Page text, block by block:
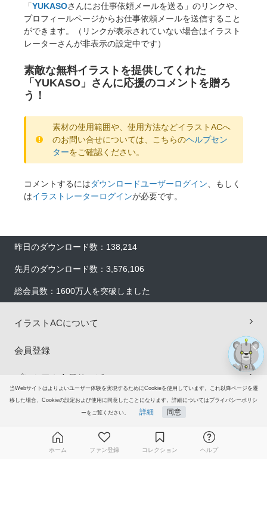
当Webサイトはよりよいユーザー体験を実現するためにCookieを使用しています。これ以降ページを遷
移した場合、Cookieの設定および使用に同意したことになります。詳細についてはプライバシーポリシ
ーをご覧ください。 詳細 同意
「YUKASOさんにお仕事依頼メールを送る」のリンクや、
プロフィールページからお仕事依頼メールを送信すること
ができます。（リンクが表示されていない場合はイラスト
レーターさんが非表示の設定中です）
素敵な無料イラストを提供してくれた
「YUKASO」さんに応援のコメントを贈ろ
う！
素材の使用範囲や、使用方法などイラストACへ
のお問い合せについては、こちらのヘルプセン
ターをご確認ください。
コメントするにはダウンロードユーザーログイン 、もしく
はイラストレーターログインが必要です。
昨日のダウンロード数：138,214
先月のダウンロード数：3,576,106
総会員数：1600万人を突破しました
イラストACについて
会員登録
プレミアム会員サービス
ヘルプ＆ガイド
グループサイト
ホーム ファン登録 コレクション ヘルプ